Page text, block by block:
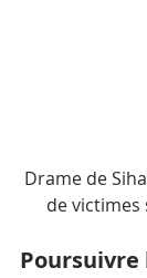
Drame de
de victimes
Poursuivre